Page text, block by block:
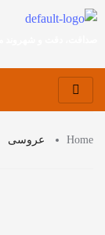
Home عروسی